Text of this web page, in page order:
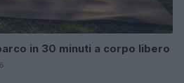
in 30 minuti a corpo libero